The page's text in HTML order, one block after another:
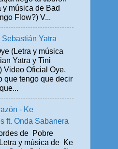
y música de Bad
Flow?) V...
Sebastián Yatra
(Letra y música
Yatra y Tini
Video Oficial Oye,
que tengo que decir
- Ke
ft. Onda Sabanera
de Pobre
y música de Ke